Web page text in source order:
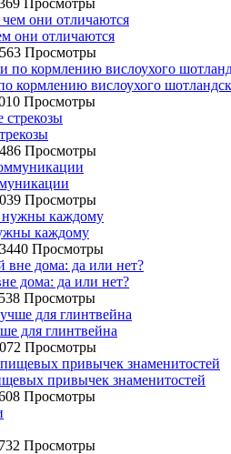
Просмотры
они отличаются
Просмотры
кормлению вислоухого
Просмотры
Просмотры
Просмотры
каждому
Просмотры
дома: да или нет?
Просмотры
для глинтвейна
Просмотры
привычек знаменитостей
Просмотры
Просмотры